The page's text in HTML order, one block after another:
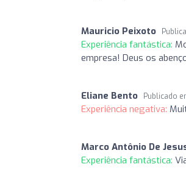
Mauricio Peixoto
Experiência fantástica:
empresa! Deus os
Eliane Bento Publicado
Experiência negativa:
Marco Antônio De
Experiência fantástica: